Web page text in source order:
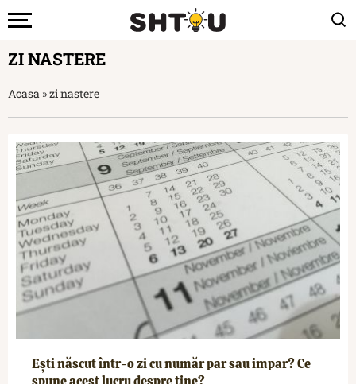
ZI NASTERE
Acasa »zi nastere
Ești născut într-o zi cu număr par sau impar? Ce